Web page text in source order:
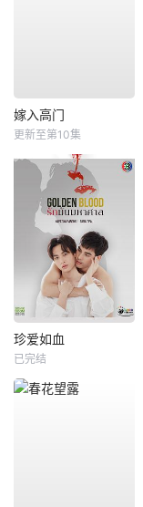
嫁入高门
更新至第10集
珍爱如血
已完结